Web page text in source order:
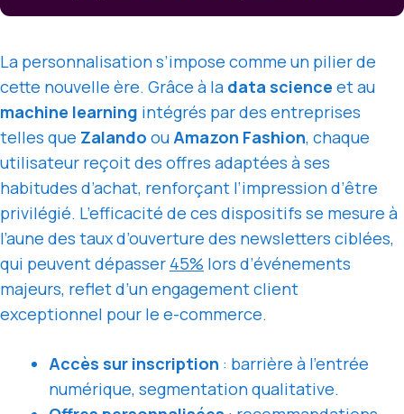
La personnalisation s’impose comme un pilier de
cette nouvelle ère. Grâce à la data science et au
machine learning intégrés par des entreprises
telles que Zalando ouAmazon Fashion, chaque
utilisateur reçoit des offres adaptées à ses
habitudes d’achat, renforçant l’impression d’être
privilégié. L’efficacité de ces dispositifs se mesure à
l’aune des taux d’ouverture des newsletters ciblées,
qui peuvent dépasser 45% lors d’événements
majeurs, reflet d’un engagement client
exceptionnel pour le e-commerce.
Accès sur inscription : barrière à l’entrée
numérique, segmentation qualitative.